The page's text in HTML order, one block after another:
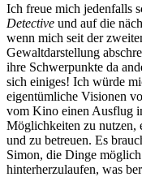
Ich freue mich jedenfalls
Detective und auf die
wenn mich seit der
Gewaltdarstellung
ihre Schwerpunkte da
sich einiges! Ich würde
eigentümliche Visionen
vom Kino einen Ausflug
Möglichkeiten zu nutzen,
und zu betreuen. Es
Simon, die Dinge
hinterherzulaufen, was